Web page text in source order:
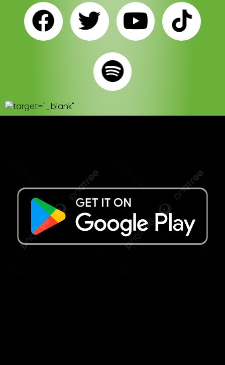
target="_blank"